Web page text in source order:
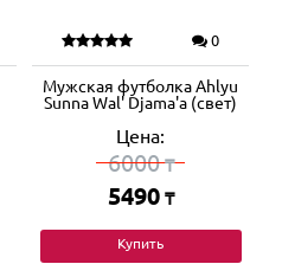
0
Мужская футболка Ahlyu
Sunna Wal' Djama'a (свет)
Цена:
6000₸
5490 ₸
Купить